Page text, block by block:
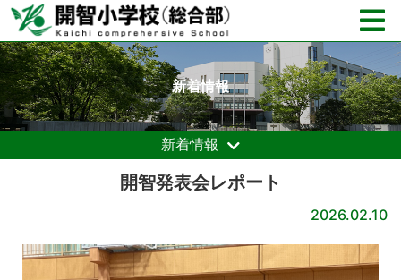
新着情報
新着情報
開智発表会レポート
2026.02.10